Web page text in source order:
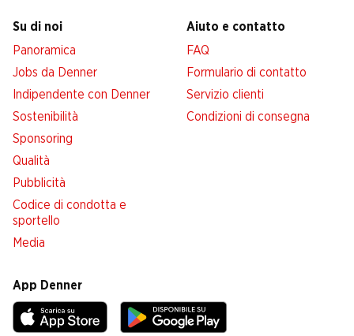
Su di noi
Panoramica
Jobs da Denner
Indipendente con Denner
Sostenibilità
Sponsoring
Qualità
Pubblicità
Codice di condotta e
sportello
Media
Aiuto e contatto
FAQ
Formulario di contatto
Servizio clienti
Condizioni di consegna
App Denner